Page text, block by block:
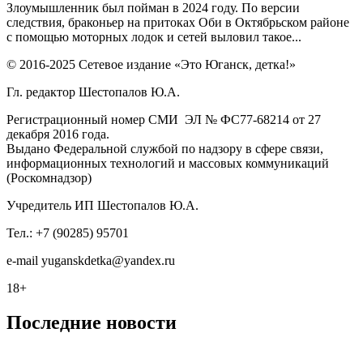
Злоумышленник был пойман в 2024 году. По версии
следствия, браконьер на притоках Оби в Октябрьском районе
с помощью моторных лодок и сетей выловил такое...
© 2016-2025 Сетевое издание «Это Юганск, детка!»
Гл. редактор Шестопалов Ю.А.
Регистрационный номер СМИ ЭЛ № ФС77-68214 от 27
декабря 2016 года.
Выдано Федеральной службой по надзору в сфере связи,
информационных технологий и массовых коммуникаций
(Роскомнадзор)
Учредитель ИП Шестопалов Ю.А.
Тел.: +7 (90285) 95701
e-mail yuganskdetka@yandex.ru
18+
Последние новости